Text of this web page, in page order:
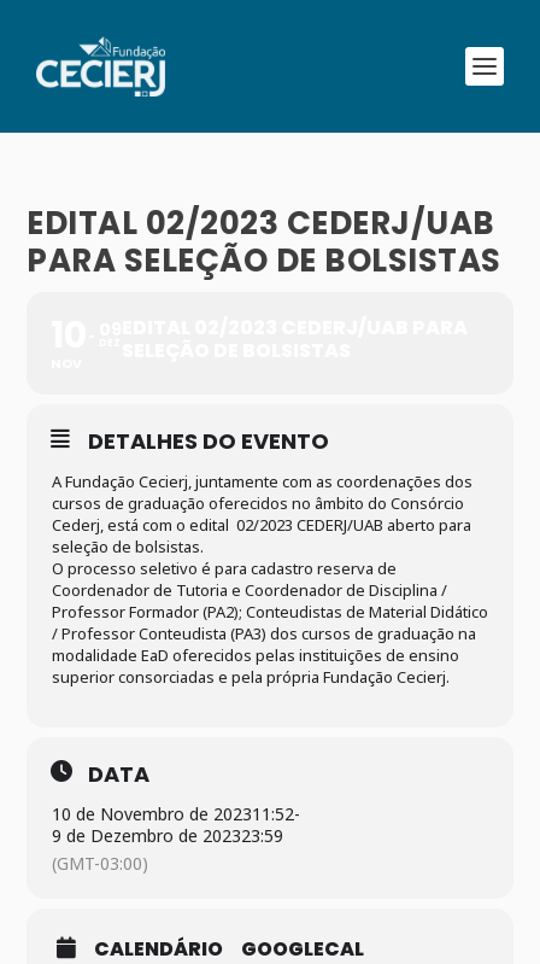
EDITAL 02/2023 CEDERJ/UAB
PARA SELEÇÃO DE BOLSISTAS
DETALHES DO EVENTO
A Fundação Cecierj, juntamente com as coordenações dos
cursos de graduação oferecidos no âmbito do Consórcio
Cederj, está com o edital 02/2023 CEDERJ/UAB aberto para
seleção de bolsistas.
O processo seletivo é para cadastro reserva de
Coordenador de Tutoria e Coordenador de Disciplina /
Professor Formador (PA2); Conteudistas de Material Didático
/ Professor Conteudista (PA3) dos cursos de graduação na
modalidade EaD oferecidos pelas instituições de ensino
superior consorciadas e pela própria Fundação Cecierj.
DATA
10 de Novembro de 202311:52-
9 de Dezembro de 202323:59
(GMT-03:00)
CALENDÁRIO GOOGLECAL